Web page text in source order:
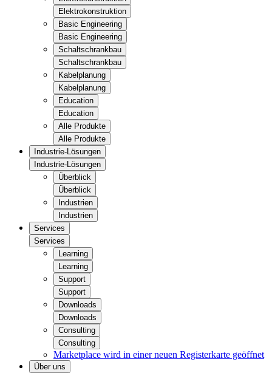
Elektrokonstruktion
Basic Engineering
Basic Engineering
Schaltschrankbau
Schaltschrankbau
Kabelplanung
Kabelplanung
Education
Education
Alle Produkte
Alle Produkte
Industrie-Lösungen
Industrie-Lösungen
Überblick
Überblick
Industrien
Industrien
Services
Services
Learning
Learning
Support
Support
Downloads
Downloads
Consulting
Consulting
Marketplace wird in einer neuen Registerkarte geöffnet
Über uns